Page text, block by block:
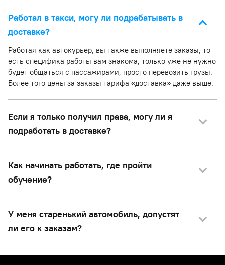
Работал в такси, могу ли подрабатывать в
доставке?
Работая как автокурьер, вы также выполняете заказы, то
есть специфика работы вам знакома, только уже не нужно
будет общаться с пассажирами, просто перевозить грузы.
Более того цены за заказы тарифа «доставка» даже выше.
Если я только получил права, могу ли я
подработать в доставке?
Как начинать работать, где пройти
обучение?
У меня старенький автомобиль, допустят
ли его к заказам?